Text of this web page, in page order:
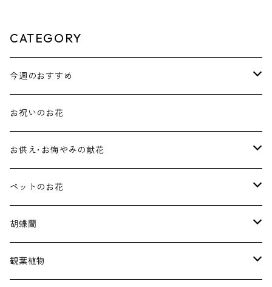
CATEGORY
今週のおすすめ
花束･ブーケ
アレンジメント
お祝いのお花
お供え･お悔やみの献花
ホワイト･グリーン系アレンジメント
淡いお色をお使いしたアレンジメント
スタンド
ペットのお花
ペット用のお供えフラワー
ペット用のお祝いフラワー
胡蝶蘭
価格で選ぶ
観葉植物